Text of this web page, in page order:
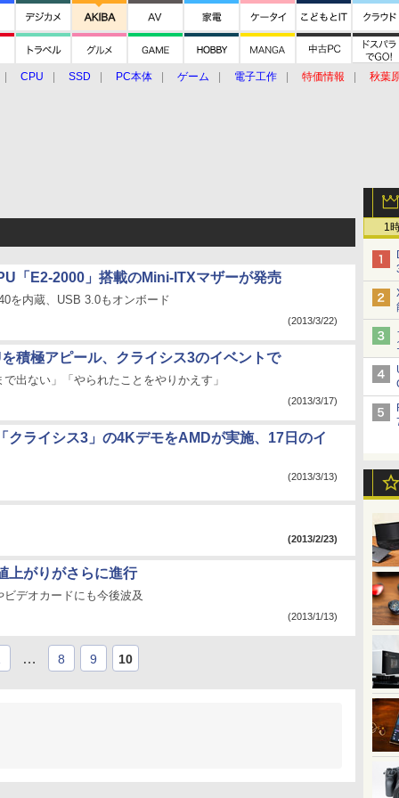
CPU SSD PC本体 ゲーム 電子工作 特価情報
秋葉
1
「E2-2000」搭載のMini-ITXマザーが発売
を内蔵、USB 3.0もオンボード
(2013/3/22)
積極アピール、クライシス3のイベントで
出ない」「やられたことをやりかえす」
(2013/3/17)
クライシス3」の4KデモをAMDが実施、17日のイ
(2013/3/13)
(2013/2/23)
上がりがさらに進行
ビデオカードにも今後波及
(2013/1/13)
… 8 9 10